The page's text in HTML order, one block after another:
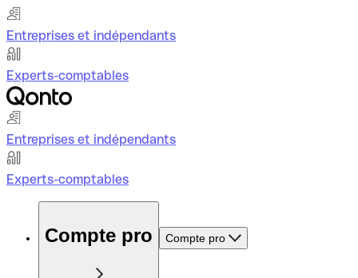
Entreprises et indépendants
Experts-comptables
Entreprises et indépendants
Experts-comptables
Compte pro Compte pro